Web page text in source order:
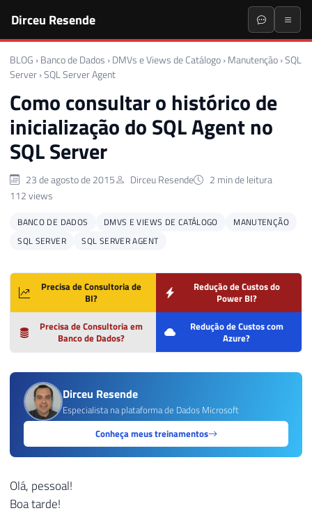
Dirceu Resende
BLOG › Banco de Dados › DMVs e Views de Catálogo › Manutenção ›SQL
Server ›SQL Server Agent
Como consultar o histórico de
inicialização do SQL Agent no
SQL Server
23 de agosto de 2015 Dirceu Resende
2 min de leitura
112 views
BANCO DE DADOS DMVS E VIEWS DE CATÁLOGO
MANUTENÇÃO
SQL SERVER
SQL SERVER AGENT
Precisa de Consultoria de
BI?
Redução de Custos do
Power BI?
Precisa de Consultoria em
Banco de Dados?
Redução de Custos com
Azure?
Dirceu Resende
Especialista na plataforma de Dados Microsoft
Conheça meus treinamentos
Olá, pessoal!
Boa tarde!